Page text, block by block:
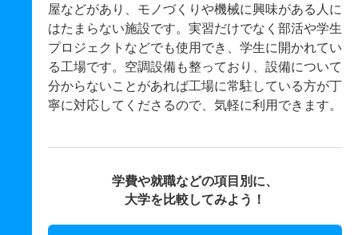
屋などがあり、モノづくりや機械に興味がある人に
はたまらない施設です。実習だけでなく部活や学生
プロジェクトなどでも使用でき、学生に開かれてい
る工場です。空調設備も整っており、設備について
分からないことがあれば工場に常駐している方が丁
寧に対応してくださるので、気軽に利用できます。
学費や就職などの項目別に、
大学を比較してみよう！